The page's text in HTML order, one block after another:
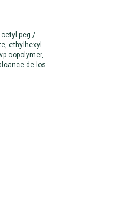
peg /
ethylhexyl
copolymer,
de los